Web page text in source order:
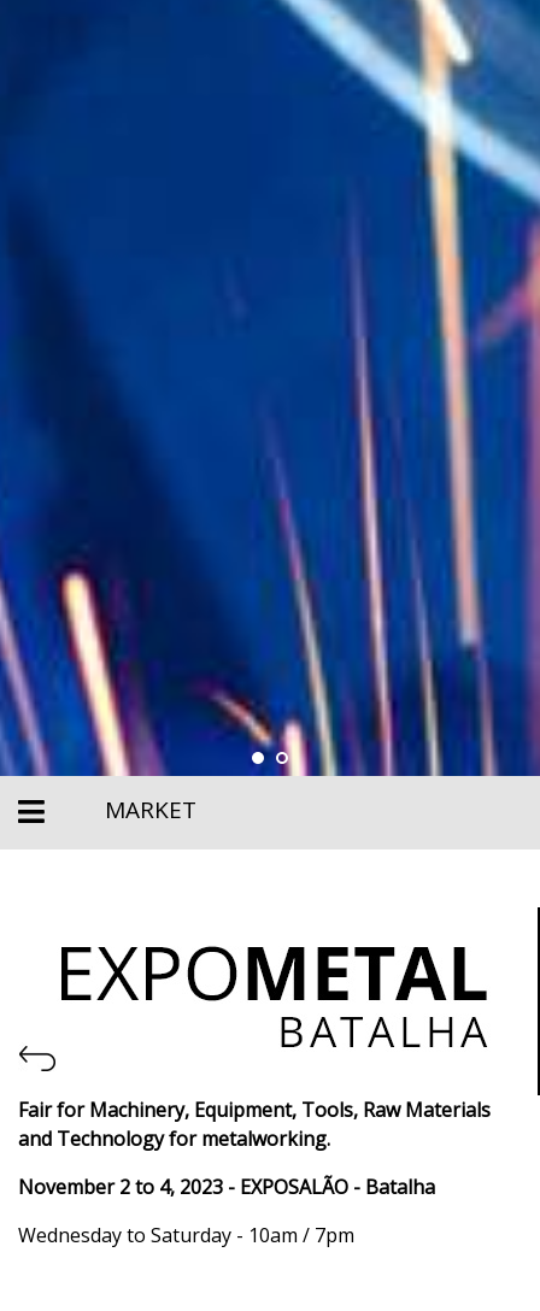
MARKET
Fair for Machinery, Equipment, Tools, Raw Materials
and Technology for metalworking.
November 2 to 4, 2023 - EXPOSALÃO - Batalha
Wednesday to Saturday - 10am / 7pm